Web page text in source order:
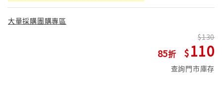
大量採購團購專區
85
130
110
查詢門市庫存